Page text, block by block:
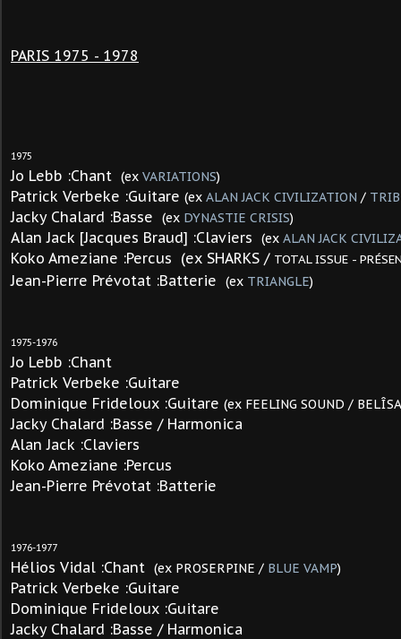
PARIS 1975 - 1978
1975
Jo Lebb :Chant (ex VARIATIONS)
Patrick Verbeke :Guitare (ex ALAN JACK CIVILIZATION /
Jacky Chalard :Basse (ex DYNASTIE CRISIS)
Alan Jack [Jacques Braud] :Claviers (ex ALAN JACK
Koko Ameziane :Percus (ex SHARKS / TOTAL ISSUE -
Jean-Pierre Prévotat :Batterie (ex TRIANGLE)
1975-1976
Jo Lebb :Chant
Patrick Verbeke :Guitare
Dominique Frideloux :Guitare (ex FEELING SOUND /
Jacky Chalard :Basse / Harmonica
Alan Jack :Claviers
Koko Ameziane :Percus
Jean-Pierre Prévotat :Batterie
1976-1977
Hélios Vidal :Chant (ex PROSERPINE / BLUE VAMP)
Patrick Verbeke :Guitare
Dominique Frideloux :Guitare
Jacky Chalard :Basse / Harmonica